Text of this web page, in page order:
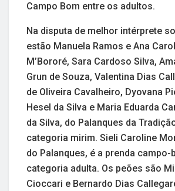
Campo Bom entre os adultos.
Na disputa de melhor intérprete
estão Manuela Ramos e Ana
M’Bororé, Sara Cardoso Silva,
Grun de Souza, Valentina Dias
de Oliveira Cavalheiro, Dyovana
Hesel da Silva e Maria Eduarda
da Silva, do Palanques da
categoria mirim. Sieli Caroline
do Palanques, é a prenda campo-
categoria adulta. Os peões são
Cioccari e Bernardo Dias